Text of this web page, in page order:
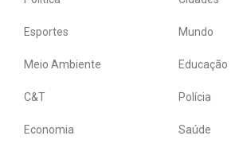
Esportes Mundo
Meio Ambiente Educação
C&T Polícia
Economia Saúde